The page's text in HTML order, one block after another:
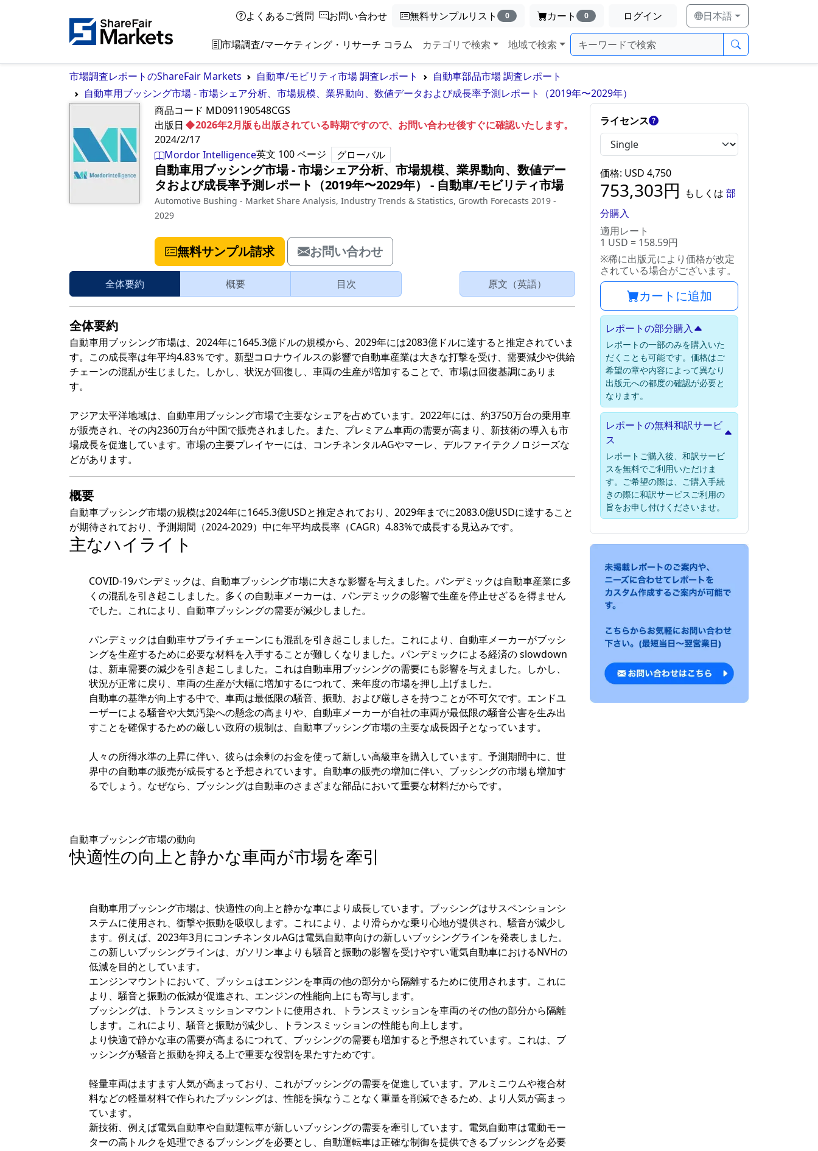
よくあるご質問 お問い合わせ 無料サンプルリスト 0 カート 0 ログイン 日本語
市場調査/マーケティング・リサーチ コラム カテゴリで検索 地域で検索
市場調査レポートのShareFair Markets 自動車/モビリティ市場 調査レポート
自動車部品市場 調査レポート
自動車用ブッシング市場 - 市場シェア分析、市場規模、業界動向、数値データおよび成長率予測レポート（2019年〜2029年）
商品コード MD091190548CGS
◆2026年2月版も出版されている時期ですので、お問い合わせ後すぐに確認いたします。
出版日
2024/2/17
Mordor Intelligence英文 100ページ グローバル
自動車用ブッシング市場 - 市場シェア分析、市場規模、業界動向、数値デー
タおよび成長率予測レポート（2019年〜2029年）
‐ 自動車/モビリティ市場
Automotive Bushing - Market Share Analysis, Industry Trends & Statistics, Growth Forecasts 2019 -
2029
無料サンプル請求 お問い合わせ
全体要約 概要 目次 原文（英語）
全体要約
自動車用ブッシング市場は、2024年に1645.3億ドルの規模から、2029年には2083億ドルに達すると推定されていま
す。この成長率は年平均4.83％です。新型コロナウイルスの影響で自動車産業は大きな打撃を受け、需要減少や供給
チェーンの混乱が生じました。しかし、状況が回復し、車両の生産が増加することで、市場は回復基調にありま
す。
アジア太平洋地域は、自動車用ブッシング市場で主要なシェアを占めています。2022年には、約3750万台の乗用車
が販売され、その内2360万台が中国で販売されました。また、プレミアム車両の需要が高まり、新技術の導入も市
場成長を促進しています。市場の主要プレイヤーには、コンチネンタルAGやマーレ、デルファイテクノロジーズな
どがあります。
概要
自動車ブッシング市場の規模は2024年に1645.3億USDと推定されており、2029年までに2083.0億USDに達すること
が期待されており、予測期間（2024-2029）中に年平均成長率（CAGR）4.83%で成長する見込みです。
主なハイライト
COVID-19パンデミックは、自動車ブッシング市場に大きな影響を与えました。パンデミックは自動車産業に多
くの混乱を引き起こしました。多くの自動車メーカーは、パンデミックの影響で生産を停止せざるを得ません
でした。これにより、自動車ブッシングの需要が減少しました。
パンデミックは自動車サプライチェーンにも混乱を引き起こしました。これにより、自動車メーカーがブッシ
ングを生産するために必要な材料を入手することが難しくなりました。パンデミックによる経済の slowdown
は、新車需要の減少を引き起こしました。これは自動車用ブッシングの需要にも影響を与えました。しかし、
状況が正常に戻り、車両の生産が大幅に増加するにつれて、来年度の市場を押し上げました。
自動車の基準が向上する中で、車両は最低限の騒音、振動、および厳しさを持つことが不可欠です。エンドユ
ーザーによる騒音や大気汚染への懸念の高まりや、自動車メーカーが自社の車両が最低限の騒音公害を生み出
すことを確保するための厳しい政府の規制は、自動車ブッシング市場の主要な成長因子となっています。
人々の所得水準の上昇に伴い、彼らは余剰のお金を使って新しい高級車を購入しています。予測期間中に、世
界中の自動車の販売が成長すると予想されています。自動車の販売の増加に伴い、ブッシングの市場も増加す
るでしょう。なぜなら、ブッシングは自動車のさまざまな部品において重要な材料だからです。
自動車ブッシング市場の動向
快適性の向上と静かな車両が市場を牽引
自動車用ブッシング市場は、快適性の向上と静かな車により成長しています。ブッシングはサスペンションシ
ステムに使用され、衝撃や振動を吸収します。これにより、より滑らかな乗り心地が提供され、騒音が減少し
ます。例えば、2023年3月にコンチネンタルAGは電気自動車向けの新しいブッシングラインを発表しました。
この新しいブッシングラインは、ガソリン車よりも騒音と振動の影響を受けやすい電気自動車におけるNVHの
低減を目的としています。
エンジンマウントにおいて、ブッシュはエンジンを車両の他の部分から隔離するために使用されます。これに
より、騒音と振動の低減が促進され、エンジンの性能向上にも寄与します。
ブッシングは、トランスミッションマウントに使用され、トランスミッションを車両のその他の部分から隔離
します。これにより、騒音と振動が減少し、トランスミッションの性能も向上します。
より快適で静かな車の需要が高まるにつれて、ブッシングの需要も増加すると予想されています。これは、ブ
ッシングが騒音と振動を抑える上で重要な役割を果たすためです。
軽量車両はますます人気が高まっており、これがブッシングの需要を促進しています。アルミニウムや複合材
料などの軽量材料で作られたブッシングは、性能を損なうことなく重量を削減できるため、より人気が高まっ
ています。
新技術、例えば電気自動車や自動運転車が新しいブッシングの需要を牽引しています。電気自動車は電動モー
ターの高トルクを処理できるブッシングを必要とし、自動運転車は正確な制御を提供できるブッシングを必要
ライセンス
価格: USD 4,750
753,303円 もしくは 部
分購入
適用レート
1 USD = 158.59円
※稀に出版元により価格が改定
されている場合がございます。
カートに追加
レポートの部分購入
レポートの一部のみを購入いた
だくことも可能です。価格はご
希望の章や内容によって異なり
出版元への都度の確認が必要と
なります。
レポートの無料和訳サービ
ス
レポートご購入後、和訳サービ
スを無料でご利用いただけま
す。ご希望の際は、ご購入手続
きの際に和訳サービスご利用の
旨をお申し付けくださいませ。